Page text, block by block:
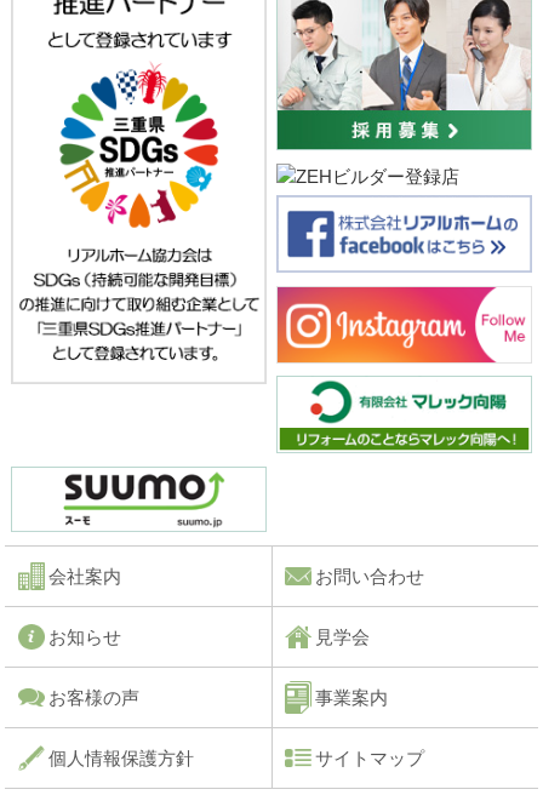
会社案内 お問い合わせ
お知らせ 見学会
お客様の声 事業案内
個人情報保護方針 サイトマップ